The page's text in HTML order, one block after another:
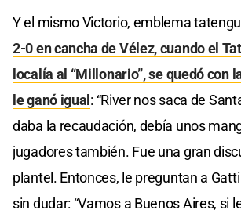
Y el mismo Victorio, emblema
2-0 en cancha de Vélez, cuando el
localía al “Millonario”, se quedó con
le ganó igual: “River nos saca de
daba la recaudación, debía unos
jugadores también. Fue una gran
plantel. Entonces, le preguntan a
sin dudar: “Vamos a Buenos Aires, si